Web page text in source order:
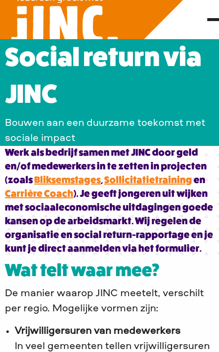
Social return via
JINC
Bouwen aan een duurzame toekomst met
sociale impact
Werk als bedrijf samen met JINC door geld
en/of medewerkers in te zetten in projecten
(zoalsBliksemstages,Sollicitatietrainingen
Carrière Coach). Je geeft jongeren uit wijken
met sociaaleconomische uitdagingen goede
kansen op de arbeidsmarkt. Wij regelen de
organisatie en social return-rapportage en je
kunt je direct aanmelden via het formulier.
Wat telt waar mee?
De manier waarop JINC meetelt, verschilt
per regio. Mogelijke vormen zijn:
Vrijwilligersuren van medewerkers
In veel gemeenten tellen vrijwilligersuren